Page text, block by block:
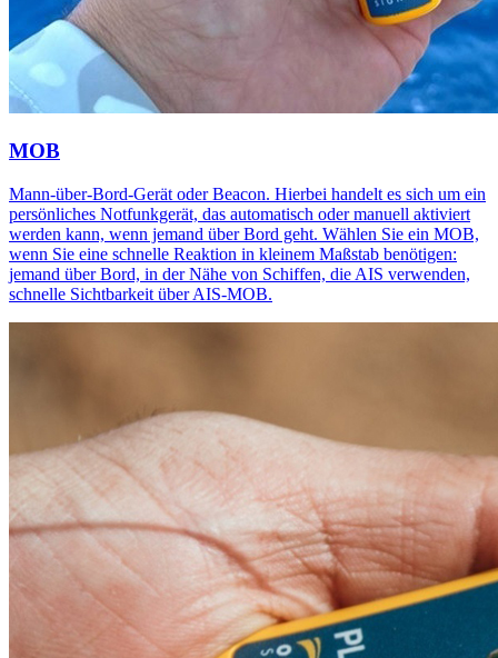
MOB
Mann-über-Bord-Gerät oder Beacon. Hierbei handelt es sich um ein
persönliches Notfunkgerät, das automatisch oder manuell aktiviert
werden kann, wenn jemand über Bord geht. Wählen Sie ein MOB,
wenn Sie eine schnelle Reaktion in kleinem Maßstab benötigen:
jemand über Bord, in der Nähe von Schiffen, die AIS verwenden,
schnelle Sichtbarkeit über AIS-MOB.